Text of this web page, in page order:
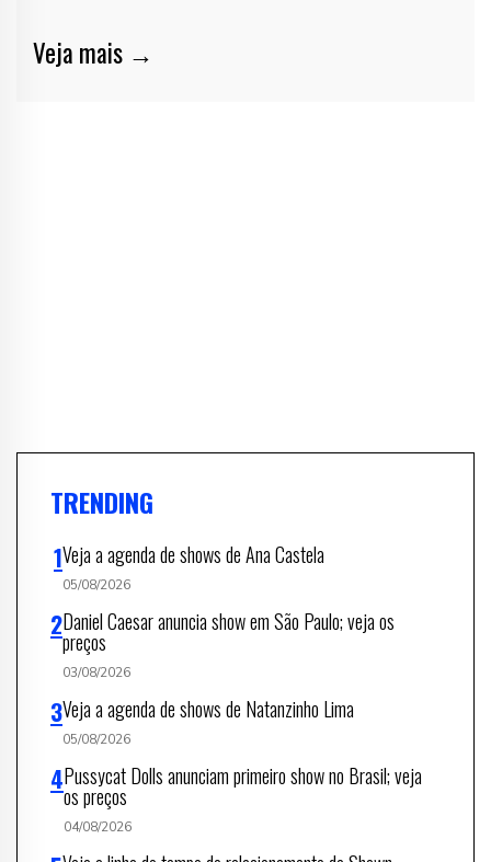
Veja mais →
TRENDING
Veja a agenda de shows de Ana Castela
05/08/2026
Daniel Caesar anuncia show em São Paulo; veja os
preços
03/08/2026
Veja a agenda de shows de Natanzinho Lima
05/08/2026
Pussycat Dolls anunciam primeiro show no Brasil; veja
os preços
04/08/2026